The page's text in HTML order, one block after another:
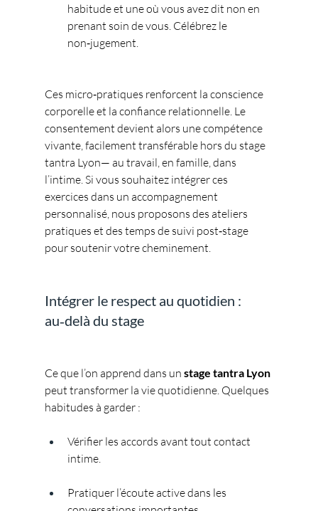
habitude et une où vous avez dit non en
prenant soin de vous. Célébrez le
non‑jugement.
Ces micro‑pratiques renforcent la conscience
corporelle et la confiance relationnelle. Le
consentement devient alors une compétence
vivante, facilement transférable hors du stage
tantra Lyon— au travail, en famille, dans
l’intime. Si vous souhaitez intégrer ces
exercices dans un accompagnement
personnalisé, nous proposons des ateliers
pratiques et des temps de suivi post‑stage
pour soutenir votre cheminement.
Intégrer le respect au quotidien :
au‑delà du stage
Ce que l’on apprend dans un stage tantra Lyon
peut transformer la vie quotidienne. Quelques
habitudes à garder :
Vérifier les accords avant tout contact
intime.
Pratiquer l’écoute active dans les